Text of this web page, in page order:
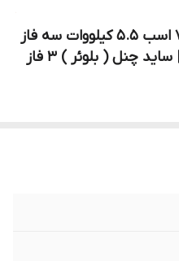
الکترو پمپ هواده استریم ۷/۵ اسب 5.5 کیلووات سه فاز
مدل STREAM HG-5500SB | ساید چنل ( بلوئر ) ۳ فاز